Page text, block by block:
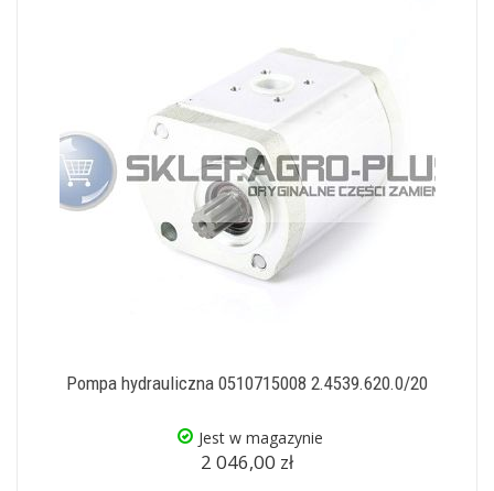
Pompa hydrauliczna 0510715008 2.4539.620.0/20
Jest w magazynie
2 046,00 zł